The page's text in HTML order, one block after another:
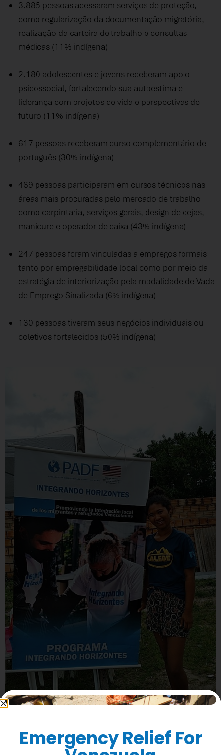
3.885 pessoas acessaram serviços de proteção,
como regularização da documentação migratória,
realização da carteira de trabalho e consultas
médicas (11% indígena)
2.180 adolescentes e jovens receberam apoio
psicossocial, fortalecendo sua autoestima e
liderança com projetos de vida e perspectivas de
futuro (11% indígena)
617 pessoas receberam curso complementário de
português (30% indígena)
469 pessoas participaram em cursos técnicos nas
áreas mais procuradas pelo mercado de trabalho
como carpintaria, serviços gerais, design de cejas,
manicure e operador de caixa (43% indígena)
247 pessoas foram vinculadas a empregos formais
tanto por empregabilidade local como por meio da
estratégia de interiorização pela modalidade de Vada
de Emprego Sinalizada (6% indígena)
130 pessoas tiveram seus negócios individuais ou
coletivos fortalecidos (50% indígena)
Emergency Relief For